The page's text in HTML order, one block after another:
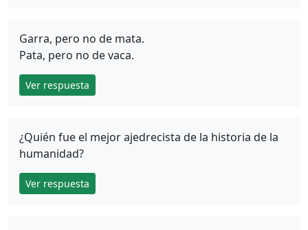
Garra, pero no de mata.
Pata, pero no de vaca.
Ver respuesta
¿Quién fue el mejor ajedrecista de la historia de la
humanidad?
Ver respuesta